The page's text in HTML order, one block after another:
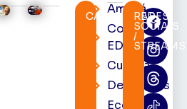
CATEGORIAS
Amapá
Cortes
EDcast
Cultura
Destaques
Economia
REDES
SOCIAIS
/
STREAMS